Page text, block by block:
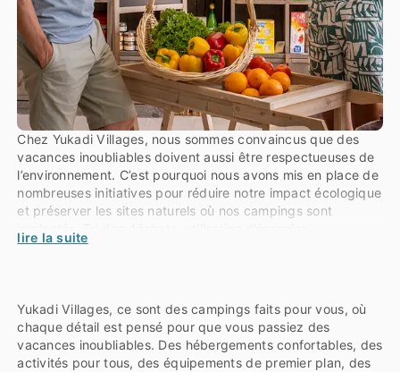
Chez Yukadi Villages, nous sommes convaincus que des
vacances inoubliables doivent aussi être respectueuses de
l’environnement. C’est pourquoi nous avons mis en place de
nombreuses initiatives pour réduire notre impact écologique
et préserver les sites naturels où nos campings sont
renouvelables, gestion responsable de l’eau et
nature.
lire la suite
Yukadi Villages, ce sont des campings faits pour vous, où
chaque détail est pensé pour que vous passiez des
vacances inoubliables. Des hébergements confortables, des
activités pour tous, des équipements de premier plan, des